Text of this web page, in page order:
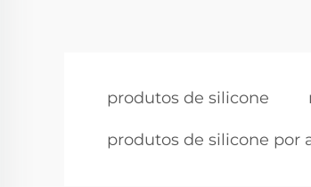
produtos de silicone
produtos de silicone por